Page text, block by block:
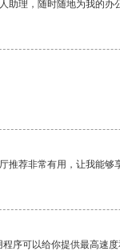
助理，随时随地为我的办
推荐非常有用，让我能够
序可以给你提供最高速